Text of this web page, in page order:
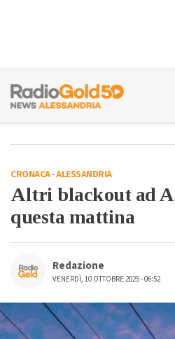
CRONACA-ALESSANDRIA
Altri blackout ad
questa mattina
Redazione
VENERDÌ, 10 OTTOBRE 2025 - 06:52